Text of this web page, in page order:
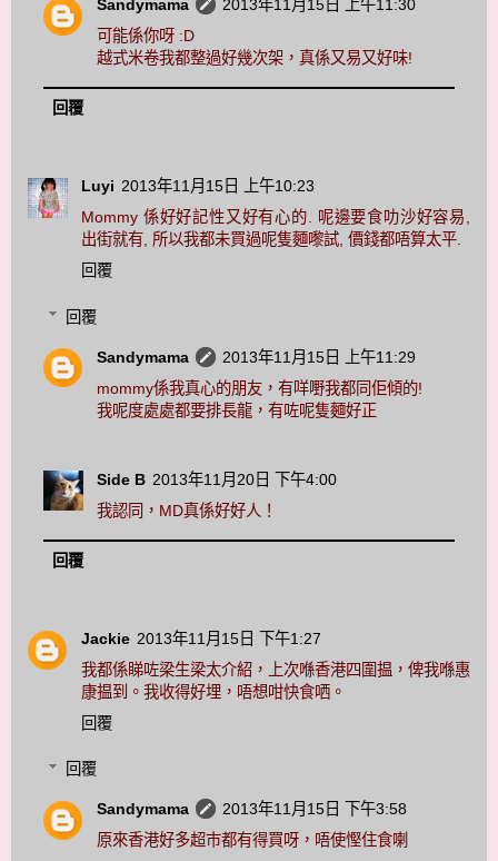
Sandymama
2013年11月15日 上午11:30
可能係你呀 :D
越式米卷我都整過好幾次架，真係又易又好味!
回覆
Luyi 2013年11月15日 上午10:23
Mommy 係好好記性又好有心的. 呢邊要食叻沙好容易,
出街就有, 所以我都未買過呢隻麵嚟試, 價錢都唔算太平.
回覆
回覆
Sandymama
2013年11月15日 上午11:29
mommy係我真心的朋友，有咩嘢我都同佢傾的!
我呢度處處都要排長龍，有咗呢隻麵好正
Side B 2013年11月20日 下午4:00
我認同，MD真係好好人！
回覆
Jackie 2013年11月15日 下午1:27
我都係睇咗梁生梁太介紹，上次喺香港四圍揾，俾我喺惠
康揾到。我收得好埋，唔想咁快食哂。
回覆
回覆
Sandymama
2013年11月15日 下午3:58
原來香港好多超巿都有得買呀，唔使慳住食喇